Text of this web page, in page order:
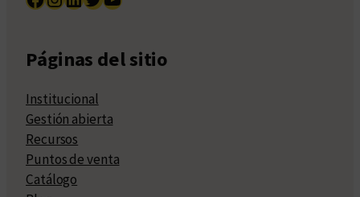
Páginas del sitio
Institucional
Gestión abierta
Recursos
Puntos de venta
Catálogo